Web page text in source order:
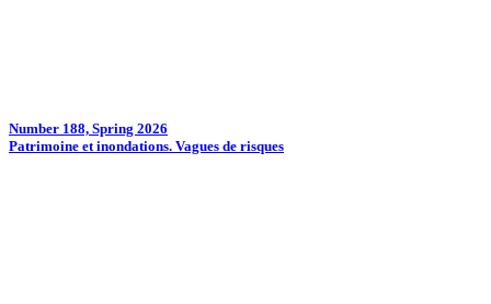
Number 188, Spring 2026
Patrimoine et inondations. Vagues de risques